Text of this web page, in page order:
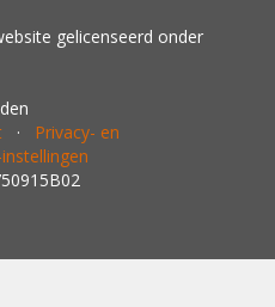
gelicenseerd onder
· Privacy- en